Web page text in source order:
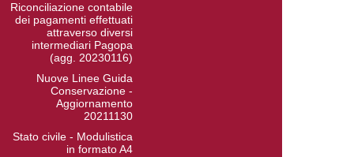
Riconciliazione contabile
dei pagamenti effettuati
attraverso diversi
intermediari Pagopa
(agg. 20230116)
Nuove Linee Guida
Conservazione -
Aggiornamento
20211130
Stato civile - Modulistica
in formato A4